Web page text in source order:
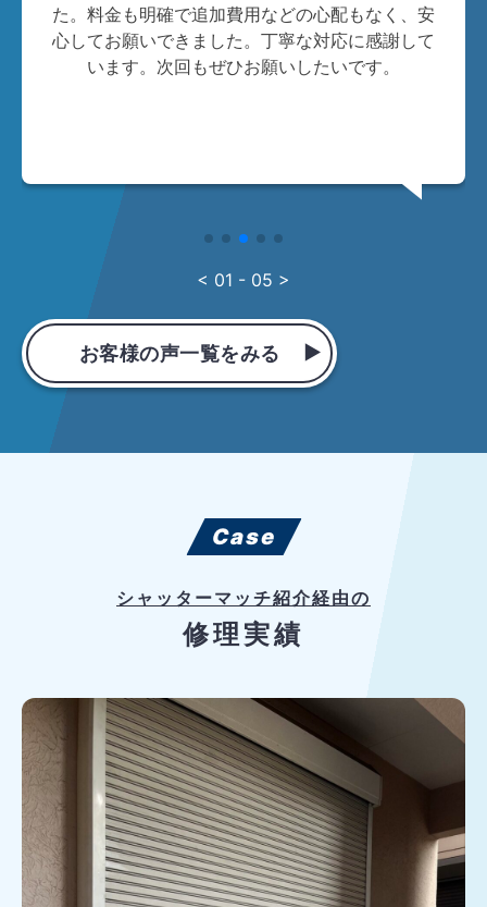
た。料金も明確で追加費用などの心配もなく、安
心してお願いできました。丁寧な対応に感謝して
います。次回もぜひお願いしたいです。
< 01 - 05 >
お客様の声一覧をみる
Case
シャッターマッチ紹介経由の
修理実績